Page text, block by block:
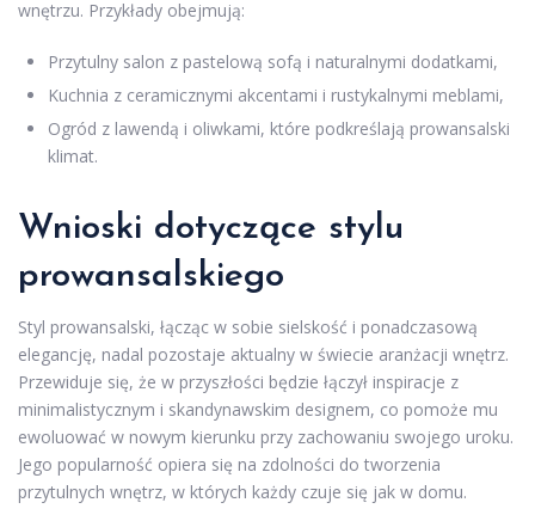
wnętrzu. Przykłady obejmują:
Przytulny salon z pastelową sofą i naturalnymi dodatkami,
Kuchnia z ceramicznymi akcentami i rustykalnymi meblami,
Ogród z lawendą i oliwkami, które podkreślają prowansalski
klimat.
Wnioski dotyczące stylu
prowansalskiego
Styl prowansalski, łącząc w sobie sielskość i ponadczasową
elegancję, nadal pozostaje aktualny w świecie aranżacji wnętrz.
Przewiduje się, że w przyszłości będzie łączył inspiracje z
minimalistycznym i skandynawskim designem, co pomoże mu
ewoluować w nowym kierunku przy zachowaniu swojego uroku.
Jego popularność opiera się na zdolności do tworzenia
przytulnych wnętrz, w których każdy czuje się jak w domu.